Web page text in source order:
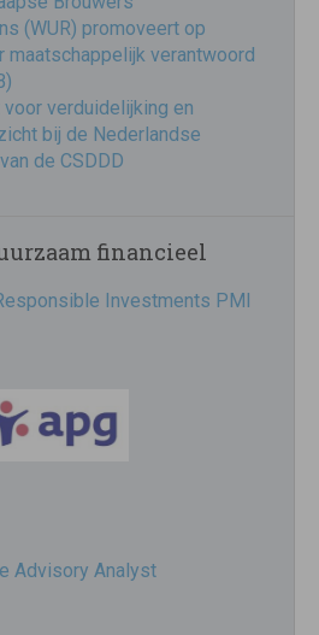
(WUR) promoveert op
maatschappelijk verantwoord
verduidelijking en
bij de Nederlandse
de CSDDD
financieel
Investments PMI
Advisory Analyst